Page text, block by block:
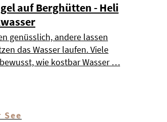
auf Berghütten - Heli
genüsslich, andere lassen
das Wasser laufen. Viele
wie kostbar Wasser …